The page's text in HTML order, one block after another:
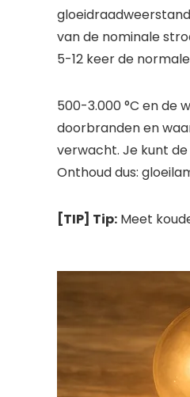
van de nominale
5-12 keer de
500-3.000 °C en de
doorbranden en
verwacht. Je kunt
Onthoud dus:
[TIP] Tip: Meet